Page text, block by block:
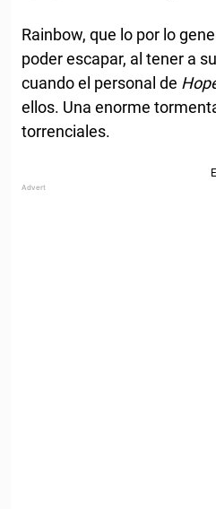
Rainbow, que lo por lo
poder escapar, al tener a
cuando el personal de
ellos. Una enorme
torrenciales.